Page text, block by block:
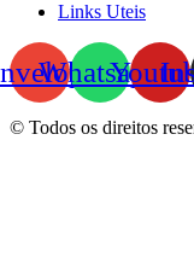
Links Uteis
Whatsapp
© Todos os direitos